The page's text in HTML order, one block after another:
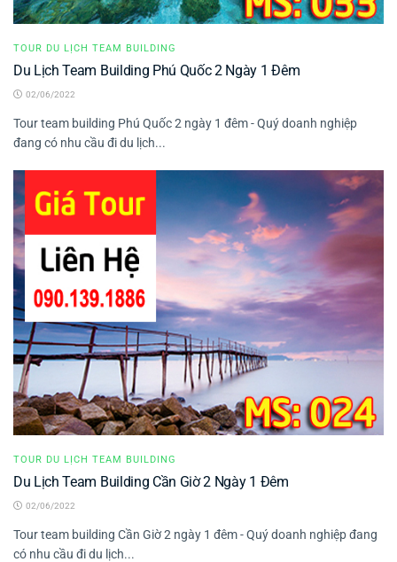
TOUR DU LỊCH TEAM BUILDING
Du Lịch Team Building Phú Quốc 2 Ngày 1 Đêm
02/06/2022
Tour team building Phú Quốc 2 ngày 1 đêm - Quý doanh nghiệp
đang có nhu cầu đi du lịch...
TOUR DU LỊCH TEAM BUILDING
Du Lịch Team Building Cần Giờ 2 Ngày 1 Đêm
02/06/2022
Tour team building Cần Giờ 2 ngày 1 đêm - Quý doanh nghiệp đang
có nhu cầu đi du lịch...